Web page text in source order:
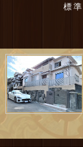
標準